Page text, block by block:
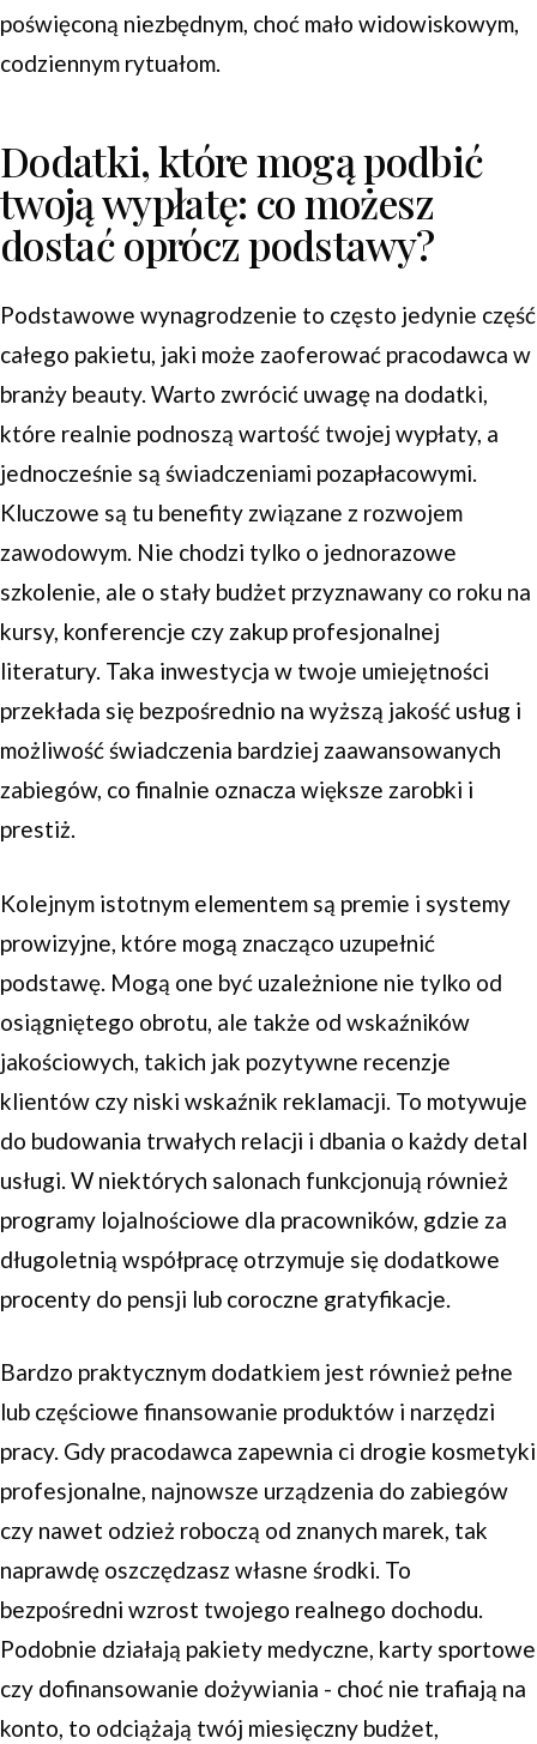
poświęconą niezbędnym, choć mało widowiskowym,
codziennym rytuałom.
Dodatki, które mogą podbić
twoją wypłatę: co możesz
dostać oprócz podstawy?
Podstawowe wynagrodzenie to często jedynie część
całego pakietu, jaki może zaoferować pracodawca w
branży beauty. Warto zwrócić uwagę na dodatki,
które realnie podnoszą wartość twojej wypłaty, a
jednocześnie są świadczeniami pozapłacowymi.
Kluczowe są tu benefity związane z rozwojem
zawodowym. Nie chodzi tylko o jednorazowe
szkolenie, ale o stały budżet przyznawany co roku na
kursy, konferencje czy zakup profesjonalnej
literatury. Taka inwestycja w twoje umiejętności
przekłada się bezpośrednio na wyższą jakość usług i
możliwość świadczenia bardziej zaawansowanych
zabiegów, co finalnie oznacza większe zarobki i
prestiż.
Kolejnym istotnym elementem są premie i systemy
prowizyjne, które mogą znacząco uzupełnić
podstawę. Mogą one być uzależnione nie tylko od
osiągniętego obrotu, ale także od wskaźników
jakościowych, takich jak pozytywne recenzje
klientów czy niski wskaźnik reklamacji. To motywuje
do budowania trwałych relacji i dbania o każdy detal
usługi. W niektórych salonach funkcjonują również
programy lojalnościowe dla pracowników, gdzie za
długoletnią współpracę otrzymuje się dodatkowe
procenty do pensji lub coroczne gratyfikacje.
Bardzo praktycznym dodatkiem jest również pełne
lub częściowe finansowanie produktów i narzędzi
pracy. Gdy pracodawca zapewnia ci drogie kosmetyki
profesjonalne, najnowsze urządzenia do zabiegów
czy nawet odzież roboczą od znanych marek, tak
naprawdę oszczędzasz własne środki. To
bezpośredni wzrost twojego realnego dochodu.
Podobnie działają pakiety medyczne, karty sportowe
czy dofinansowanie dożywiania - choć nie trafiają na
konto, to odciążają twój miesięczny budżet,